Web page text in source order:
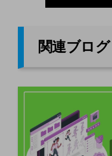
関連ブログ